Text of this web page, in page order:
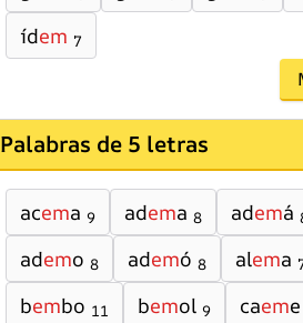
ídem 7
Palabras de 5 letras
acema 9 adema 8 ademá
ademo 8 ademó 8 alema
bembo 11 bemol 9 caeme